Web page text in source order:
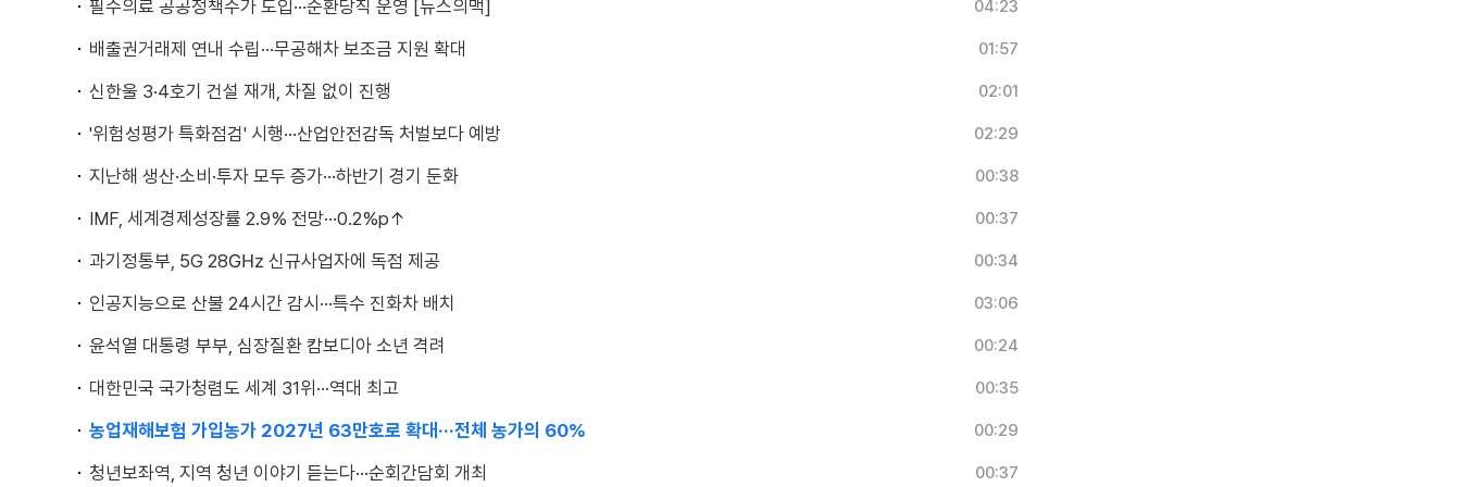
필수의료 공공정책수가 도입···순환당직 운영 [뉴스의맥] 04:23
배출권거래제 연내 수립···무공해차 보조금 지원 확대 01:57
신한울 3·4호기 건설 재개, 차질 없이 진행 02:01
'위험성평가 특화점검' 시행···산업안전감독 처벌보다 예방 02:29
지난해 생산·소비·투자 모두 증가···하반기 경기 둔화 00:38
IMF, 세계경제성장률 2.9% 전망···0.2%p↑ 00:37
과기정통부, 5G 28㎓ 신규사업자에 독점 제공 00:34
인공지능으로 산불 24시간 감시···특수 진화차 배치 03:06
윤석열 대통령 부부, 심장질환 캄보디아 소년 격려 00:24
대한민국 국가청렴도 세계 31위···역대 최고 00:35
농업재해보험 가입농가 2027년 63만호로 확대···전체 농가의 60% 00:29
청년보좌역, 지역 청년 이야기 듣는다···순회간담회 개최 00:37